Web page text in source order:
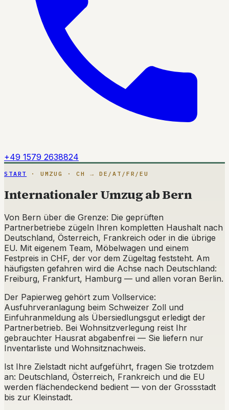
+49 1579 2638824
START · UMZUG · CH → DE/AT/FR/EU
Internationaler Umzug ab Bern
Von Bern über die Grenze: Die geprüften
Partnerbetriebe zügeln Ihren kompletten Haushalt nach
Deutschland, Österreich, Frankreich oder in die übrige
EU. Mit eigenem Team, Möbelwagen und einem
Festpreis in CHF, der vor dem Zügeltag feststeht. Am
häufigsten gefahren wird die Achse nach Deutschland:
Freiburg, Frankfurt, Hamburg — und allen voran Berlin.
Der Papierweg gehört zum Vollservice:
Ausfuhrveranlagung beim Schweizer Zoll und
Einfuhranmeldung als Übersiedlungsgut erledigt der
Partnerbetrieb. Bei Wohnsitzverlegung reist Ihr
gebrauchter Hausrat abgabenfrei — Sie liefern nur
Inventarliste und Wohnsitznachweis.
Ist Ihre Zielstadt nicht aufgeführt, fragen Sie trotzdem
an: Deutschland, Österreich, Frankreich und die EU
werden flächendeckend bedient — von der Grossstadt
bis zur Kleinstadt.